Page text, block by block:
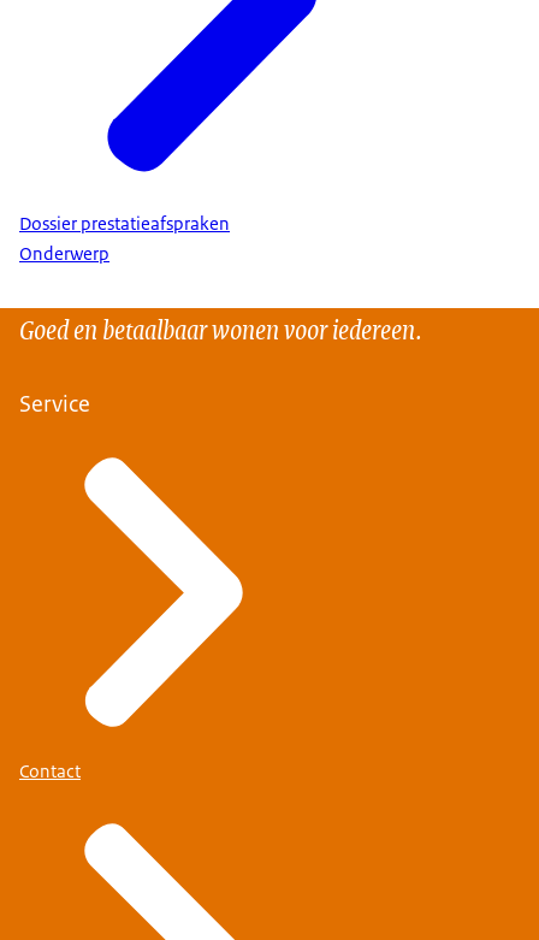
Dossier prestatieafspraken
Onderwerp
Goed en betaalbaar wonen voor iedereen.
Service
Contact